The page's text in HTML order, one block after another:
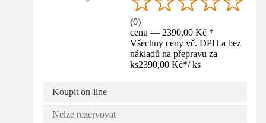
(0)
cenu — 2390,00 Kč *
Všechny ceny vč. DPH a bez
nákladů na přepravu za
ks2390,00 Kč*/ ks
Koupit on-line
Nelze rezervovat